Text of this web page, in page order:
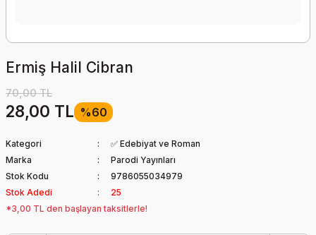
Ermiş Halil Cibran
70,00 TL
28,00 TL %60
Kategori
✅ Edebiyat ve Roman
Marka
Parodi Yayınları
Stok Kodu
9786055034979
Stok Adedi
25
*3,00 TL den başlayan taksitlerle!